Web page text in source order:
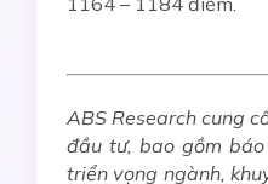
ABS Research cung
đầu tư, bao gồm
triển vọng ngành,